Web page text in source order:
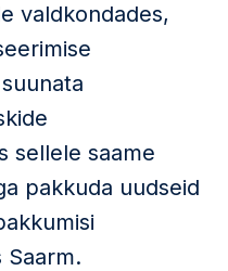
valdkondades,
sellele saame
pakkuda uudseid
Saarm.